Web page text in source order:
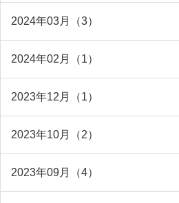
2024年03月（3）
2024年02月（1）
2023年12月（1）
2023年10月（2）
2023年09月（4）